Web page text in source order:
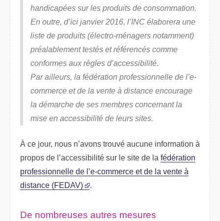
handicapées sur les produits de consommation.
En outre, d’ici janvier 2016, l’INC élaborera une
liste de produits (électro-ménagers notamment)
préalablement testés et référencés comme
conformes aux règles d’accessibilité.
Par ailleurs, la fédération professionnelle de l’e-
commerce et de la vente à distance encourage
la démarche de ses membres concernant la
mise en accessibilité de leurs sites.
À ce jour, nous n’avons trouvé aucune information à
propos de l’accessibilité sur le site de la fédération
professionnelle de l’e-commerce et de la vente à
distance (FEDAV)
.
De nombreuses autres mesures